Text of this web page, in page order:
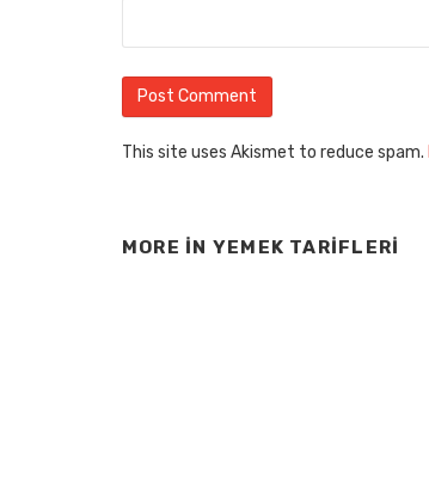
This site uses Akismet to reduce spam.
MORE IN YEMEK TARIFLERI